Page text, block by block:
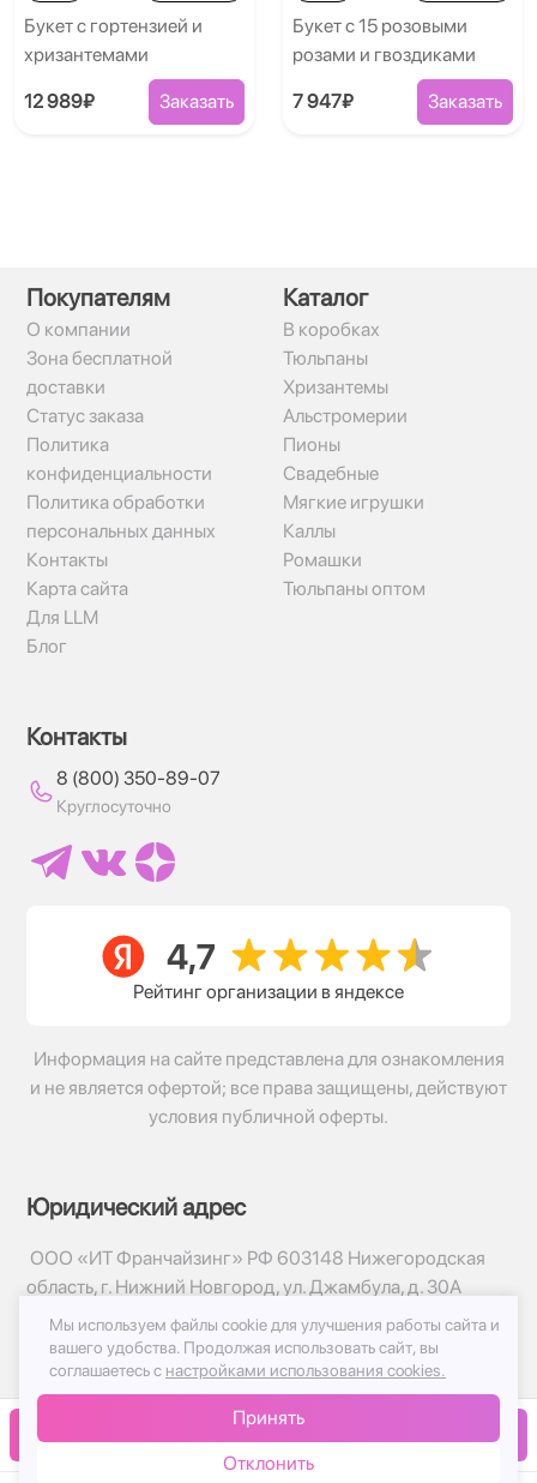
В корзину
Букет с гортензией и
хризантемами
12 989₽ Заказать
Букет с 15 розовыми
розами и гвоздиками
7 947₽ Заказать
Покупателям
О компании
Зона бесплатной
доставки
Статус заказа
Политика
конфиденциальности
Политика обработки
персональных данных
Контакты
Карта сайта
Для LLM
Блог
Каталог
В коробках
Тюльпаны
Хризантемы
Альстромерии
Пионы
Свадебные
Мягкие игрушки
Каллы
Ромашки
Тюльпаны оптом
Контакты
8 (800) 350-89-07
Круглосуточно
Рейтинг организации в яндексе
Информация на сайте представлена для ознакомления
и не является офертой; все права защищены, действуют
условия публичной оферты.
Юридический адрес
ООО «ИТ Франчайзинг» РФ 603148 Нижегородская
область, г. Нижний Новгород, ул. Джамбула, д. 30А
© 2017-2026г, База Цветов 24.ру
Политика конфиденциальности
Публичная оферта
Мы используем файлы cookie для улучшения работы сайта и
вашего удобства. Продолжая использовать сайт, вы
соглашаетесь с настройками использования cookies.
Принять
Отклонить